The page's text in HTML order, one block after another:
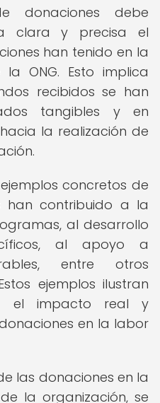
donaciones debe
clara y precisa el
han tenido en la
ONG. Esto implica
recibidos se han
tangibles y en
la realización de
concretos de
han contribuido a la
al desarrollo
al apoyo a
entre otros
ejemplos ilustran
el impacto real y
en la labor
las donaciones en la
la organización, se